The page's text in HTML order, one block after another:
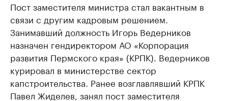
Пост заместителя министра стал вакантным в
связи с другим кадровым решением.
Занимавший должность Игорь Ведерников
назначен гендиректором АО «Корпорация
развития Пермского края» (КРПК). Ведерников
курировал в министерстве сектор
капстроительства. Ранее возглавлявший КРПК
Павел Жиделев, занял пост заместителя